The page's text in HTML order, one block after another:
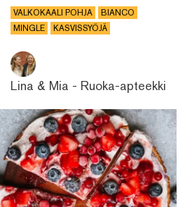
VALKOKAALI POHJA
BIANCO
MINGLE
KASVISSYÖJÄ
Lina & Mia - Ruoka-apteekki